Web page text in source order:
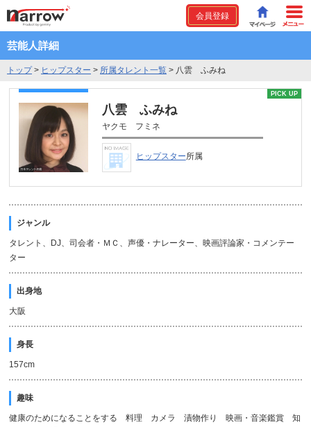
会員登録
芸能人詳細
トップ> ヒップスター > 所属タレント一覧 > 八雲 ふみね
PICK UP
八雲 ふみね
ヤクモ フミネ
ヒップスター所属
ジャンル
タレント、DJ、司会者・ＭＣ、声優・ナレーター、映画評論家・コメンテー
ター
出身地
大阪
身長
157cm
趣味
健康のためになることをする 料理 カメラ 漬物作り 映画・音楽鑑賞 知